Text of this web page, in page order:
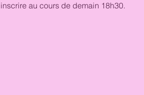
au cours de demain 18h30.